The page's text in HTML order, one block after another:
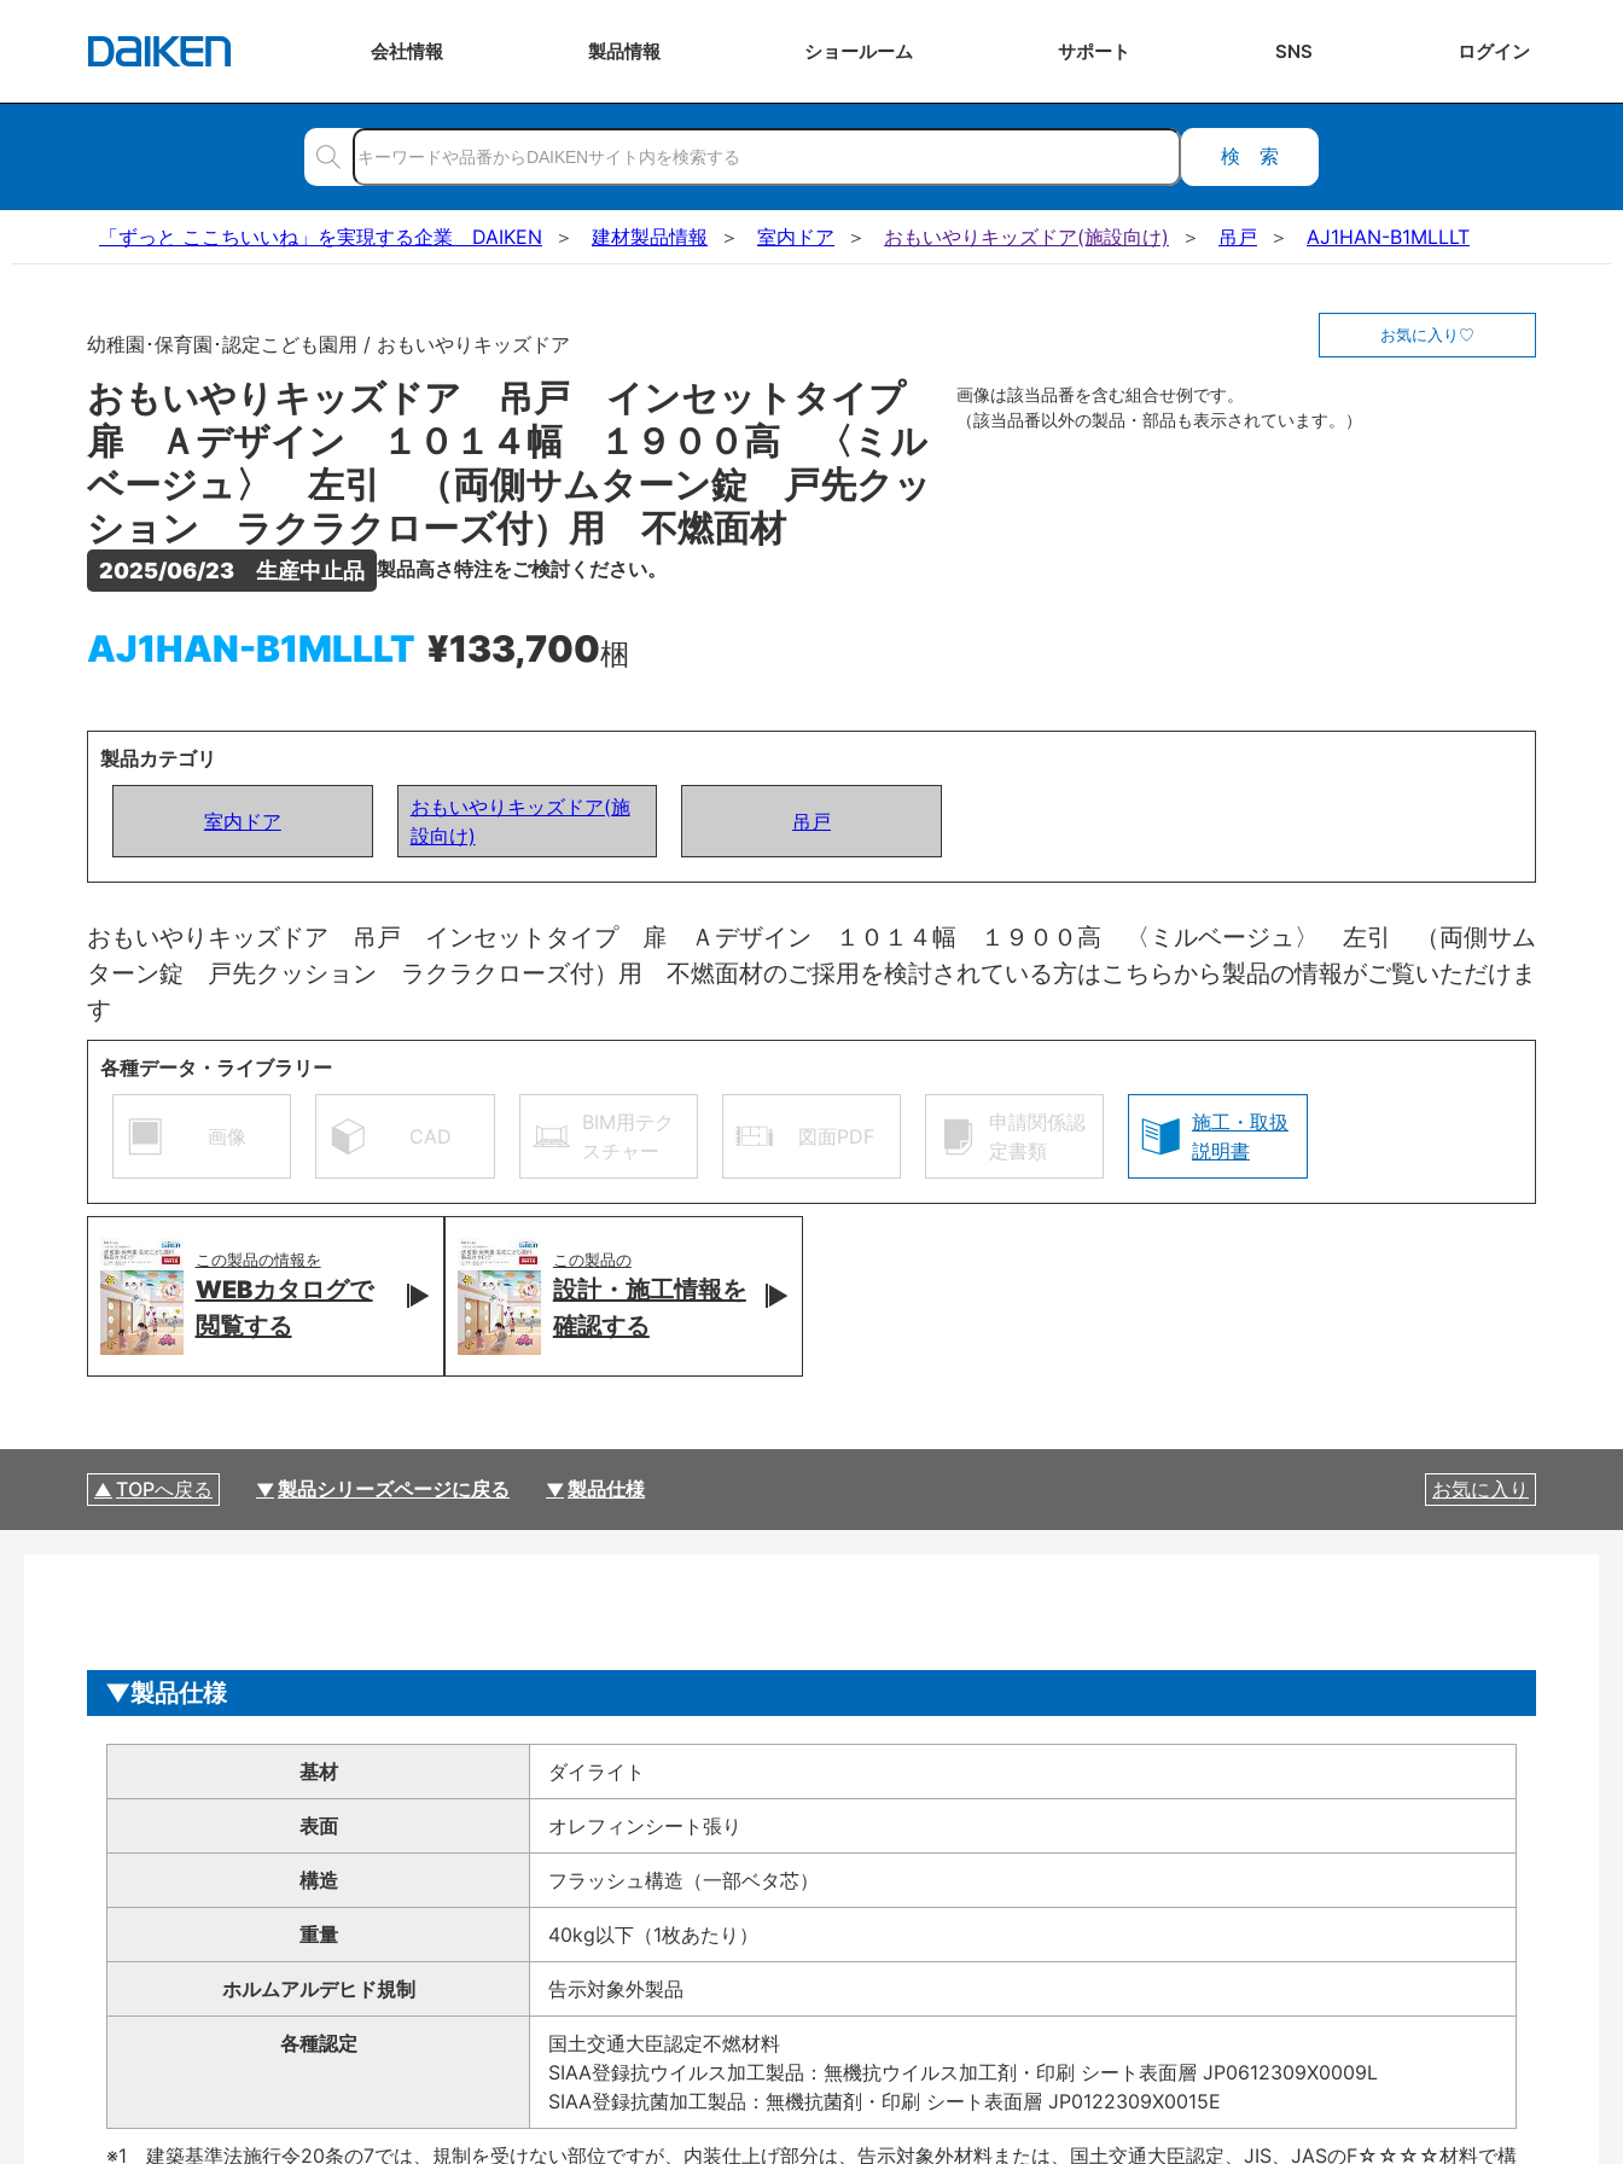
会社情報 製品情報 ショールーム サポート SNS ログイン
検索
「ずっと ここちいいね」を実現する企業 DAIKEN 建材製品情報 室内ドア おもいやりキッズドア(施設向け) 吊戸 AJ1HAN-B1MLLLT
幼稚園･保育園･認定こども園用 / おもいやりキッズドア
おもいやりキッズドア 吊戸 インセットタイプ
扉 Ａデザイン １０１４幅 １９００高 〈ミル
ベージュ〉 左引 （両側サムターン錠 戸先クッ
ション ラクラクローズ付）用 不燃面材
2025/06/23　生産中止品 製品高さ特注をご検討ください。
AJ1HAN-B1MLLLT ¥133,700梱
お気に入り
画像は該当品番を含む組合せ例です。
（該当品番以外の製品・部品も表示されています。）
製品カテゴリ
室内ドア
おもいやりキッズドア(施
設向け)
吊戸
おもいやりキッズドア 吊戸 インセットタイプ 扉 Ａデザイン １０１４幅 １９００高 〈ミルベージュ〉 左引 （両側サム
ターン錠 戸先クッション ラクラクローズ付）用 不燃面材のご採用を検討されている方はこちらから製品の情報がご覧いただけま
す
各種データ・ライブラリー
画像 CAD
BIM用テク
スチャー
図面PDF
申請関係認
定書類
施工・取扱
説明書
この製品の情報を
WEBカタログで
閲覧する
この製品の
設計・施工情報を
確認する
TOPへ戻る 製品シリーズページに戻る 製品仕様 お気に入り
製品仕様
基材 ダイライト
表面 オレフィンシート張り
構造 フラッシュ構造（一部ベタ芯）
重量 40kg以下（1枚あたり）
ホルムアルデヒド規制 告示対象外製品
各種認定
国土交通大臣認定不燃材料
SIAA登録抗ウイルス加工製品：無機抗ウイルス加工剤・印刷 シート表面層 JP0612309X0009L
SIAA登録抗菌加工製品：無機抗菌剤・印刷 シート表面層 JP0122309X0015E
※1 建築基準法施行令20条の7では、規制を受けない部位ですが、内装仕上げ部分は、告示対象外材料または、国土交通大臣認定、JIS、JASのF☆☆☆☆材料で構